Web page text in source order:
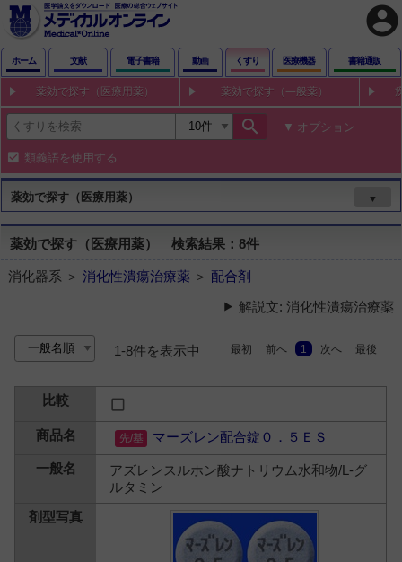
account_circle
ホーム 文献 電子書籍 動画 くすり 医療機器 書籍通販
薬効で探す（医療用薬） 薬効で探す（一般薬）
search オプション
類義語を使用する
薬効で探す（医療用薬） ▼
薬効で探す（医療用薬） 検索結果：8件
消化器系 ＞ 消化性潰瘍治療薬 ＞ 配合剤
解説文: 消化性潰瘍治療薬
1-8件を表示中 最初 前へ 1 次へ 最後
マーズレン配合錠０．５ＥＳ
アズレンスルホン酸ナトリウム水和物/L-グ
ルタミン